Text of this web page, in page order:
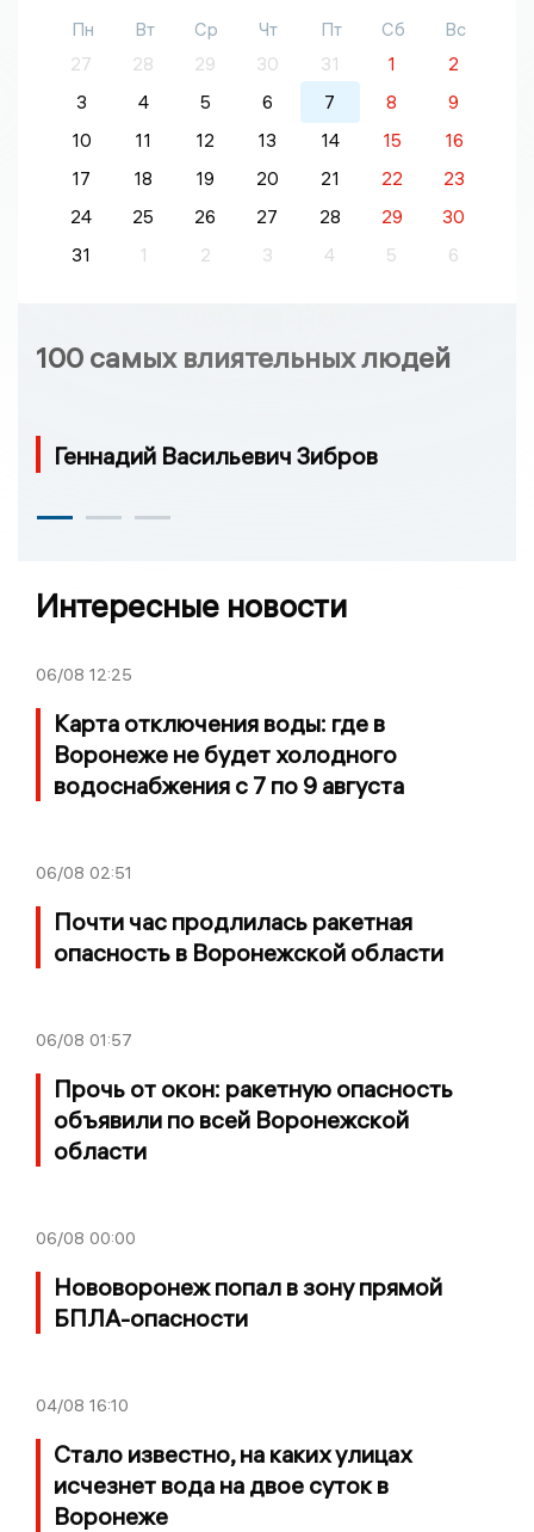
Пн Вт Ср Чт Пт Сб
Вс
27
28 29 30 31 1
2
3
4 5 6 7 8
9
10
11 12 13 14 15
16
17
18 19 20 21 22
23
24
25 26 27 28 29
30
31
1 2 3 4 5 6
100 самых влиятельных людей
Геннадий Васильевич Зибров
Интересные новости
06/08 12:25
Карта отключения воды: где в
Воронеже не будет холодного
водоснабжения с 7 по 9 августа
06/08 02:51
Почти час продлилась ракетная
опасность в Воронежской области
06/08 01:57
Прочь от окон: ракетную опасность
объявили по всей Воронежской
области
06/08 00:00
Нововоронеж попал в зону прямой
БПЛА-опасности
04/08 16:10
Стало известно, на каких улицах
исчезнет вода на двое суток в
Воронеже